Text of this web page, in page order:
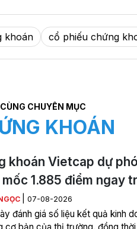
khoán cổ phiếu chứng
CÙNG CHUYÊN MỤC
KHOÁN
khoán Vietcap dự
1.885 điểm ngay
07-08-2026
đánh giá số liệu kết quả kinh
cơ bản của thị trường, đồng